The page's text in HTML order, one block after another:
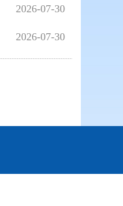
2026-07-30
2026-07-30